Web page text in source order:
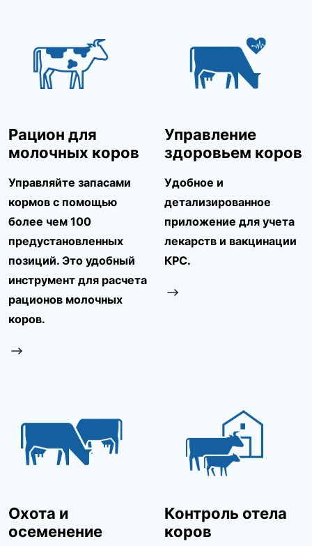
Рацион для
молочных коров
Управляйте запасами
кормов с помощью
более чем 100
предустановленных
позиций. Это удобный
инструмент для расчета
рационов молочных
коров.
Управление
здоровьем коров
Удобное и
детализированное
приложение для учета
лекарств и вакцинации
КРС.
Охота и
осеменение
Контроль отела
коров